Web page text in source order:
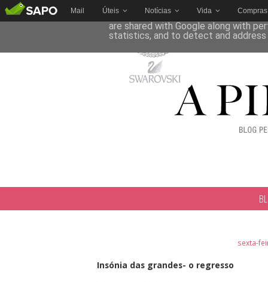
Mail Úteis Notícias Vida Compras
sexta-
Insónia das grandes- o regresso
This site uses cookies from Google
are shared with Google along with
statistics, and to detect and address